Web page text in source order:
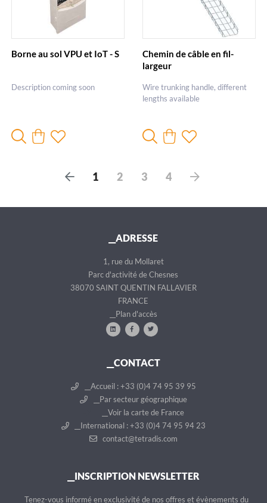
Borne au sol VPU et IoT - S
Description coming soon
Chemin de câble en fil-
largeur
Wire trunking handle, different
lengths available
P
1 2 3 4
S
__ADRESSE
1, rue du Mollaret
Parc d'activité de Chesnes
38070 SAINT QUENTIN FALLAVIER
FRANCE
__Plan d'accès
__CONTACT
__Accueil : +33 (0)4 74 95 39 95
__Par secteur géographique
__Voir la carte de France
__International : +33 (0)4 74 95 94 23
contact@tetradis.com
__INSCRIPTION NEWSLETTER
__Tenez-vous informé en exclusivité de nos offres et évènements du